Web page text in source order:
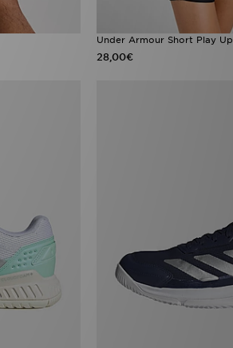
Under Armour Short Play Up
28,00€